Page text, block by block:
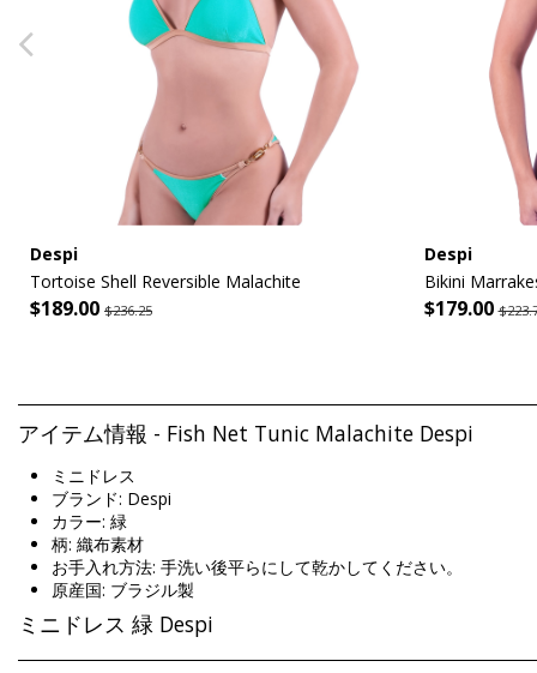
Despi
Tortoise Shell Reversible Malachite
$189.00 $236.25
Despi
Bikini
$179.00
アイテム情報 - Fish Net Tunic Malachite Despi
ミニドレス
ブランド: Despi
カラー: 緑
柄: 織布素材
お手入れ方法: 手洗い後平らにして乾かしてください。
原産国: ブラジル製
ミニドレス 緑 Despi